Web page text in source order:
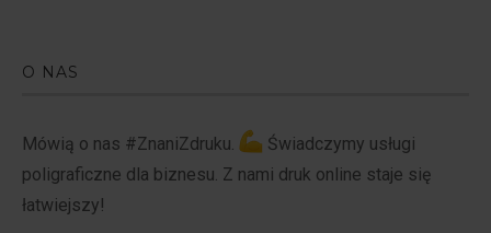
O NAS
Mówią o nas #ZnaniZdruku.
Świadczymy usługi
poligraficzne dla biznesu. Z nami druk online staje się
łatwiejszy!